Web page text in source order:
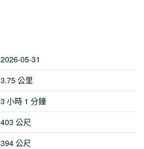
2026-05-31
3.75 公里
3 小時 1 分鐘
403 公尺
394 公尺